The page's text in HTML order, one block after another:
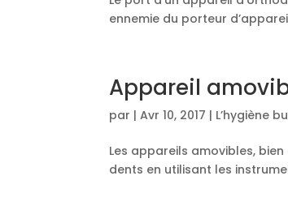
ennemie du porteur
Appareil
par |Avr 10, 2017 | L’hygiène
Les appareils amovibles,
dents en utilisant les